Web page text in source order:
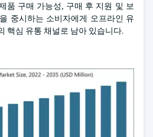
품 구매 가능성, 구매 후 지원 및 보
중시하는 소비자에게 오프라인 유
핵심 유통 채널로 남아 있습니다.